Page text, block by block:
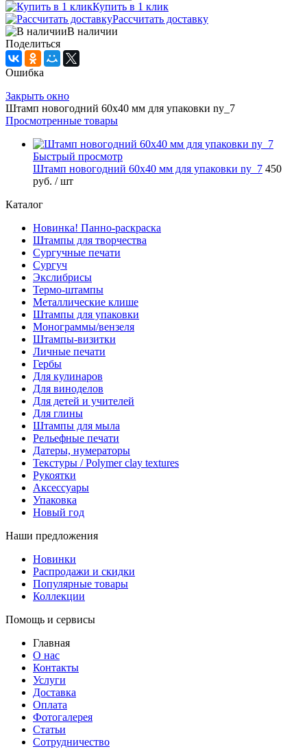
Купить в 1 клик
Рассчитать доставку
В наличии
Поделиться
Ошибка
Закрыть окно
Штамп новогодний 60х40 мм для упаковки ny_7
Просмотренные товары
Быстрый просмотр
Штамп новогодний 60х40 мм для упаковки ny_7 450
руб. / шт
Каталог
Новинка! Панно-раскраска
Штампы для творчества
Сургучные печати
Сургуч
Экслибрисы
Термо-штампы
Металлические клише
Штампы для упаковки
Монограммы/вензеля
Штампы-визитки
Личные печати
Гербы
Для кулинаров
Для виноделов
Для детей и учителей
Для глины
Штампы для мыла
Рельефные печати
Датеры, нумераторы
Текстуры / Polymer clay textures
Рукоятки
Аксессуары
Упаковка
Новый год
Наши предложения
Новинки
Распродажи и скидки
Популярные товары
Коллекции
Помощь и сервисы
Главная
О нас
Контакты
Услуги
Доставка
Оплата
Фотогалерея
Статьи
Сотрудничество